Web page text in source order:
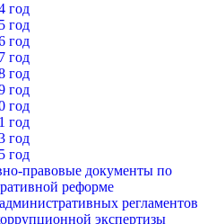
год
год
год
год
год
год
год
год
год
год
правовые документы по
реформе
регламентов
экспертизы